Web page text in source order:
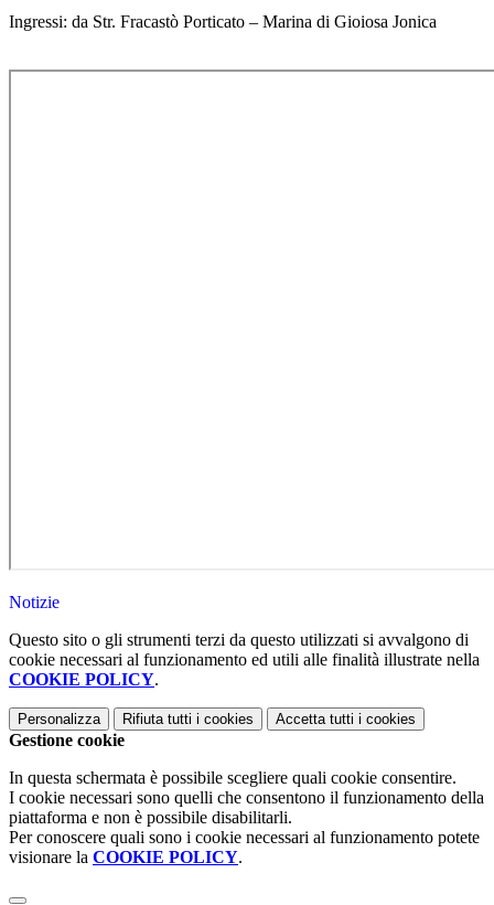
Ingressi: da Str. Fracastò Porticato – Marina di Gioiosa Jonica
Notizie
Questo sito o gli strumenti terzi da questo utilizzati si avvalgono di
cookie necessari al funzionamento ed utili alle finalità illustrate nella
COOKIE POLICY.
Personalizza Rifiuta tutti i cookies Accetta tutti i cookies
Gestione cookie
In questa schermata è possibile scegliere quali cookie consentire.
I cookie necessari sono quelli che consentono il funzionamento della
piattaforma e non è possibile disabilitarli.
Per conoscere quali sono i cookie necessari al funzionamento potete
visionare la COOKIE POLICY.